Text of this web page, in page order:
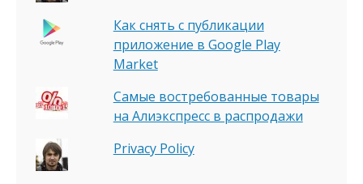
Как снять с публикации
приложение в Google Play
Market
Самые востребованные товары
на Алиэкспресс в распродажи
Privacy Policy